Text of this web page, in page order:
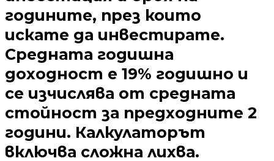
годините, през които
искате да инвестирате.
Средната годишна
доходност е 19% годишно и
се изчислява от средната
стойност за предходните 2
години. Калкулаторът
включва сложна лихва.